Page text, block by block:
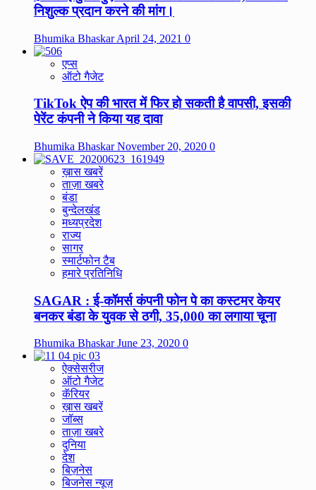
निशुल्क प्रदान करने की मांग।
Bhumika BhaskarApril 24, 2021 0
एप्स
ऑटो गैजेट
TikTok ऐप की भारत में फिर हो सकती है वापसी, इसकी
पेरेंट कंपनी ने किया यह दावा
Bhumika BhaskarNovember 20, 2020 0
ख़ास खबरें
ताज़ा खबरे
बंडा
बुन्देलखंड
मध्यप्रदेश
राज्य
सागर
स्मार्टफोन टैब
हमारे प्रतिनिधि
SAGAR : ई-कॉमर्स कंपनी फोन पे का कस्टमर केयर
बनकर बंडा के युवक से ठगी, 35,000 का लगाया चूना
Bhumika BhaskarJune 23, 2020 0
ऐक्सेसरीज
ऑटो गैजेट
कॅरियर
ख़ास खबरें
जॉब्स
ताज़ा खबरे
दुनिया
देश
बिज़नेस
बिजनेस न्यूज़